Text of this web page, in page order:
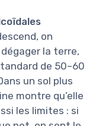
on
la terre,
de 50–60
un sol plus
montre qu’elle
les limites : si